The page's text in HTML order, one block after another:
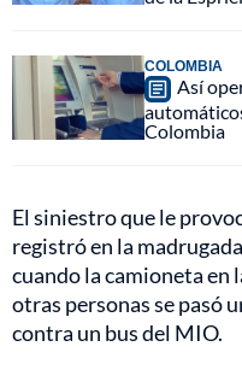
COLOMBIA
Así
Colombia
El siniestro que le
registró en la
cuando la camioneta en
otras personas se pasó
contra un bus del MIO.